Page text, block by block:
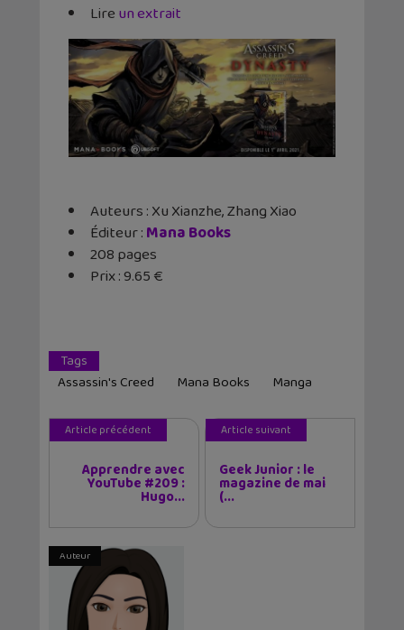
Lireun extrait
Auteurs : Xu Xianzhe, Zhang Xiao
Éditeur :Mana Books
208 pages
Prix : 9.65 €
Tags
Assassin's Creed
Mana Books Manga
Article précédent
Apprendre avec
YouTube #209 :
Hugo...
Article suivant
Geek Junior : le
magazine de mai
(...
Auteur